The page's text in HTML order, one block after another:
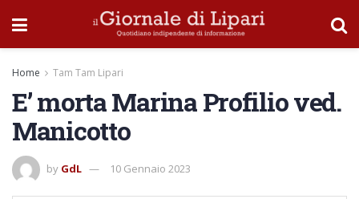
Home Tam Tam Lipari
E’ morta Marina Profilio ved.
Manicotto
by GdL 10 Gennaio 2023